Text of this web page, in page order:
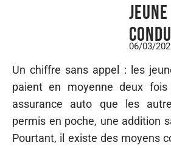
jeune
06/03/
Un chiffre sans appel : les
paient en moyenne deux
assurance auto que les
permis en poche, une addition
Pourtant, il existe des moyens